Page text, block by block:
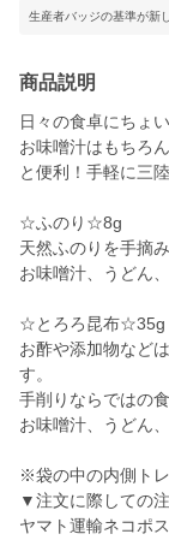
生産者バッジの基準が新
商品説明
日々の食卓にちょ
お味噌汁はもちろ
と便利！手軽に三
☆ふのり☆8g
天然ふのりを手摘
お味噌汁、うどん
☆とろろ昆布☆35g
お酢や添加物など
す。
手削りならではの
お味噌汁、うどん
※袋の中の内側ト
▼注文に際しての
ヤマト運輸ネコポ